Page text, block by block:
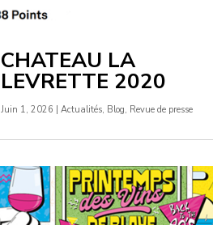
CHATEAU LA
LEVRETTE 2020
Juin 1, 2026 Actualités, Blog, Revue de presse